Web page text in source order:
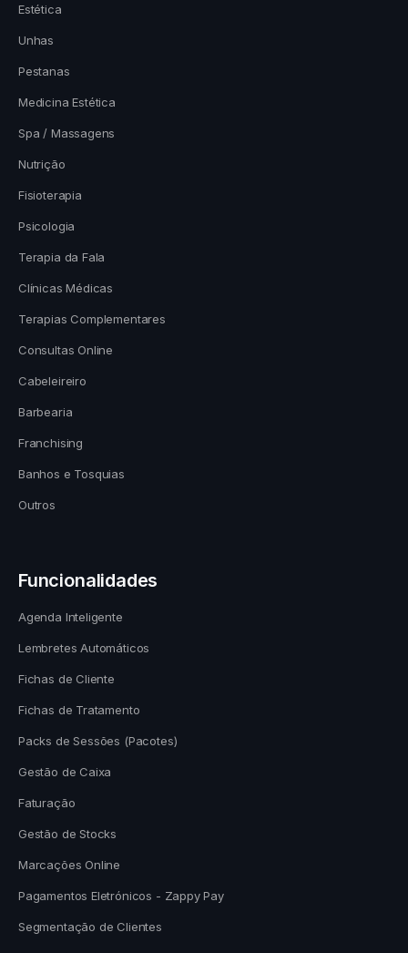
Estética
Unhas
Pestanas
Medicina Estética
Spa / Massagens
Nutrição
Fisioterapia
Psicologia
Terapia da Fala
Clínicas Médicas
Terapias Complementares
Consultas Online
Cabeleireiro
Barbearia
Franchising
Banhos e Tosquias
Outros
Funcionalidades
Agenda Inteligente
Lembretes Automáticos
Fichas de Cliente
Fichas de Tratamento
Packs de Sessões (Pacotes)
Gestão de Caixa
Faturação
Gestão de Stocks
Marcações Online
Pagamentos Eletrónicos - Zappy Pay
Segmentação de Clientes